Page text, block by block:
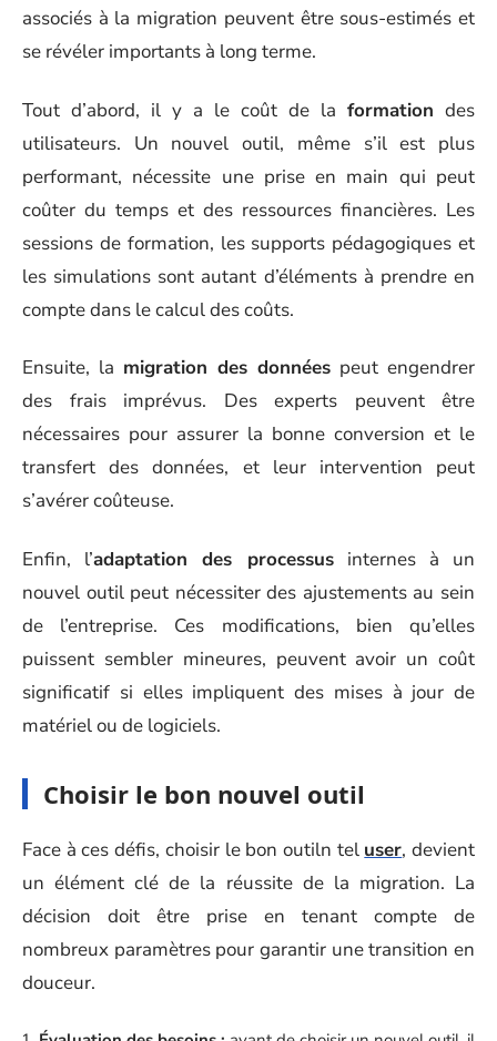
associés à la migration peuvent être sous-estimés et
se révéler importants à long terme.
Tout d’abord, il y a le coût de la formation des
utilisateurs. Un nouvel outil, même s’il est plus
performant, nécessite une prise en main qui peut
coûter du temps et des ressources financières. Les
sessions de formation, les supports pédagogiques et
les simulations sont autant d’éléments à prendre en
compte dans le calcul des coûts.
Ensuite, la migration des données peut engendrer
des frais imprévus. Des experts peuvent être
nécessaires pour assurer la bonne conversion et le
transfert des données, et leur intervention peut
s’avérer coûteuse.
Enfin, l’adaptation des processusinternes à un
nouvel outil peut nécessiter des ajustements au sein
de l’entreprise. Ces modifications, bien qu’elles
puissent sembler mineures, peuvent avoir un coût
significatif si elles impliquent des mises à jour de
matériel ou de logiciels.
Choisir le bon nouvel outil
Face à ces défis, choisir le bon outiln tel user, devient
un élément clé de la réussite de la migration. La
décision doit être prise en tenant compte de
nombreux paramètres pour garantir une transition en
douceur.